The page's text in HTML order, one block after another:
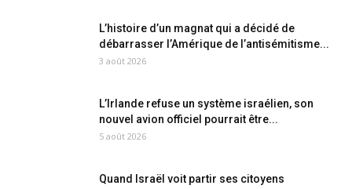
L’histoire d’un magnat qui a décidé de
débarrasser l’Amérique de l’antisémitisme...
3 août 2026
L’Irlande refuse un système israélien, son
nouvel avion officiel pourrait être...
5 août 2026
Quand Israël voit partir ses citoyens